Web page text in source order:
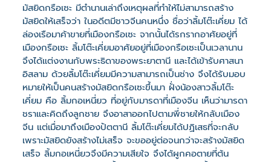
มัสยิดกรือเซะ มีตำนานเล่าถึงเหตุผลที่ทำให้ไม่สามารถสร้าง
มัสยิดให้เสร็จว่า ในอดีตมีชาวจีนคนหนึ่ง ชื่อว่าลิ้มโต๊ะเคี่ยม ได้
ล่องเรือมาค้าขายที่เมืองกรือเซะ จากนั้นได้รกรากอาศัยอยู่ที่
เมืองกรือเซะ ลิ้มโต๊ะเคี่ยมอาศัยอยู่ที่เมืองกรือเซะเป็นเวลานาน
จึงได้แต่งงานกับพระธิดาของพระยาตานี และได้เข้ารับศาสนา
อิสลาม ด้วยลิ้มโต๊ะเคี่ยมมีความสามารถเป็นช่าง จึงได้รับมอบ
หมายให้เป็นคนสร้างมัสยิดกรือเซะขึ้นมา ฝั่งน้องสาวลิ้มโต๊ะ
เคี่ยม คือ ลิ้มกอเหนี่ยว ที่อยู่กับมารดาที่เมืองจีน เห็นว่ามารดา
ชราและคิดถึงลูกชาย จึงอาสาออกไปตามพี่ชายให้กลับเมือง
จีน แต่เมื่อมาถึงเมืองปัตตานี ลิ้มโต๊ะเคี่ยมได้ปฏิเสธที่จะกลับ
เพราะมัสยิดยังสร้างไม่เสร็จ จะขออยู่ต่อจนกว่าจะสร้างมัสยิด
เสร็จ ลิ้มกอเหนี่ยวจึงมีความเสียใจ จึงได้ผูกคอตายที่ต้น